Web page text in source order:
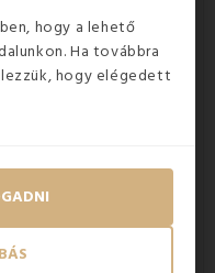
hogy a lehető
Ha továbbra
hogy elégedett